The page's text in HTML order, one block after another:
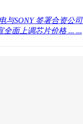
与SONY 签署合资公
全面上调芯片价格 ... ...